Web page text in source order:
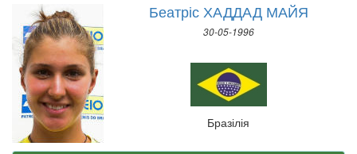
Беатріс ХАДДАД МАЙЯ
30-05-1996
Бразілія